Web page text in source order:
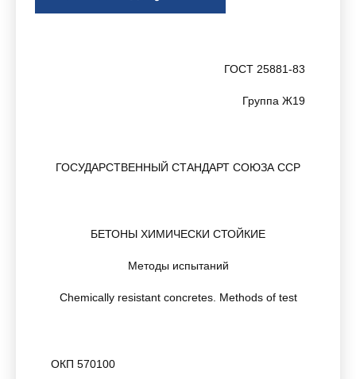
ГОСТ 25881-83
Группа Ж19
ГОСУДАРСТВЕННЫЙ СТАНДАРТ СОЮЗА ССР
БЕТОНЫ ХИМИЧЕСКИ СТОЙКИЕ
Методы испытаний
Chemically resistant concretes. Methods of test
ОКП 570100